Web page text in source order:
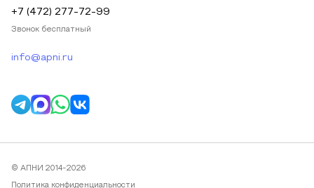
+7 (472) 277-72-99
Звонок бесплатный
info@apni.ru
© АПНИ 2014-2026
Политика конфиденциальности